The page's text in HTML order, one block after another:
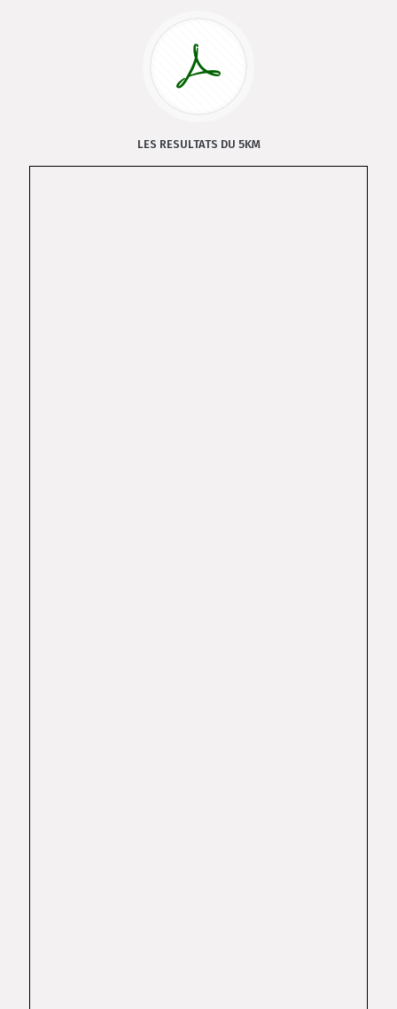
LES RESULTATS DU 5KM